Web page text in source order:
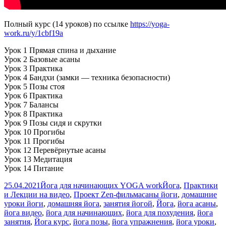
Полный курс (14 уроков) по ссылке https://yoga-
work.ru/y/1cbf19a
Урок 1 Прямая спина и дыхание
Урок 2 Базовые асаны
Урок 3 Практика
Урок 4 Бандхи (замки — техника безопасности)
Урок 5 Позы стоя
Урок 6 Практика
Урок 7 Балансы
Урок 8 Практика
Урок 9 Позы сидя и скрутки
Урок 10 Прогибы
Урок 11 Прогибы
Урок 12 Перевёрнутые асаны
Урок 13 Медитация
Урок 14 Питание
Опубликовано
25.04.2021Автор
Йога для начинающих YOGA workРубрики
Йога, Практики
и Лекции на видео, Проект Zen-фильмМетки
асаны йоги, домашние
уроки йоги, домашняя йога, занятия йогой, Йога, йога асаны,
йога видео, йога для начинающих, йога для похудения, йога
занятия, Йога курс, йога позы, йога упражнения, йога уроки,